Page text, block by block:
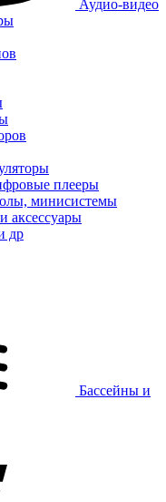
Аудио-видео
плееры
минисистемы
аксессуары
др
Бассейны и